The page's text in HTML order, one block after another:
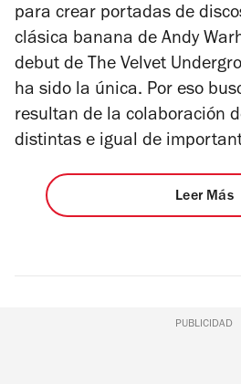
para crear portadas de
clásica banana de Andy
debut de The Velvet
ha sido la única. Por eso
resultan de la colaboración
distintas e igual de
Leer Más
PUBLICIDAD